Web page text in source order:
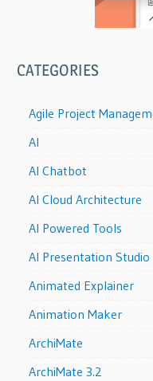
CATEGORIES
Agile Project
AI
AI Chatbot
AI Cloud Architecture
AI Powered Tools
AI Presentation Studio
Animated Explainer
Animation Maker
ArchiMate
ArchiMate 3.2